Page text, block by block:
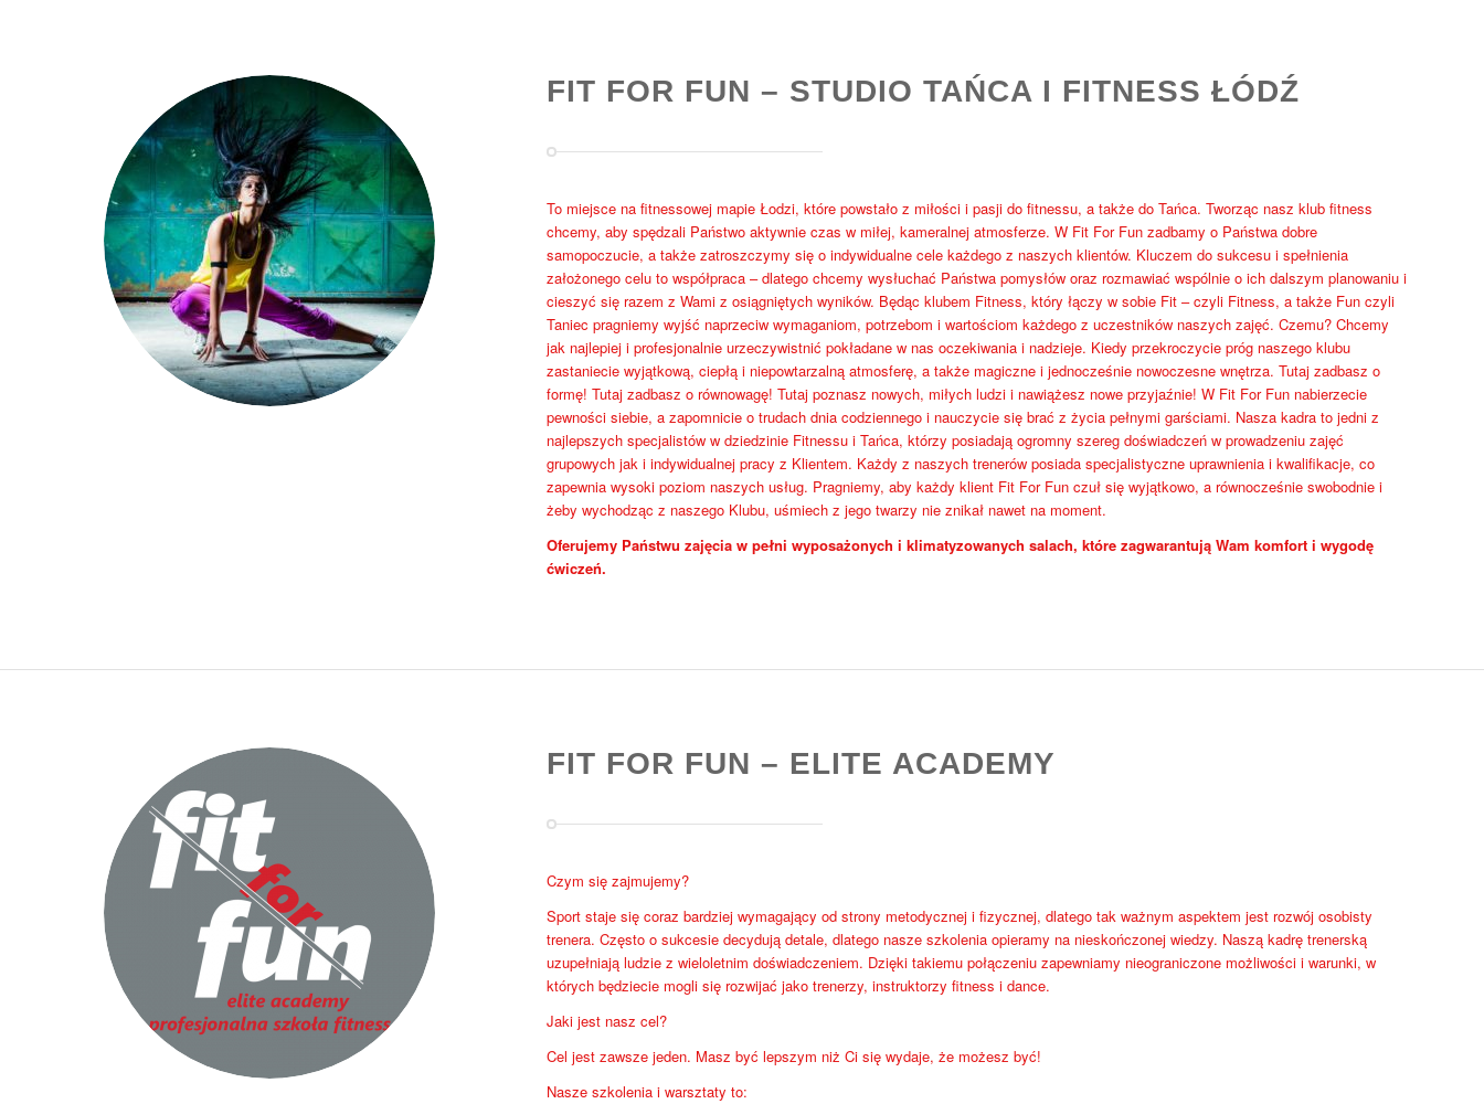
FIT FOR FUN – STUDIO TAŃCA I FITNESS ŁÓDŹ
To miejsce na fitnessowej mapie Łodzi, które powstało z miłości i pasji do fitnessu, a także do Tańca. Tworząc nasz klub fitness
chcemy, aby spędzali Państwo aktywnie czas w miłej, kameralnej atmosferze. W Fit For Fun zadbamy o Państwa dobre
samopoczucie, a także zatroszczymy się o indywidualne cele każdego z naszych klientów. Kluczem do sukcesu i spełnienia
założonego celu to współpraca – dlatego chcemy wysłuchać Państwa pomysłów oraz rozmawiać wspólnie o ich dalszym planowaniu i
cieszyć się razem z Wami z osiągniętych wyników. Będąc klubem Fitness, który łączy w sobie Fit – czyli Fitness, a także Fun czyli
Taniec pragniemy wyjść naprzeciw wymaganiom, potrzebom i wartościom każdego z uczestników naszych zajęć. Czemu? Chcemy
jak najlepiej i profesjonalnie urzeczywistnić pokładane w nas oczekiwania i nadzieje. Kiedy przekroczycie próg naszego klubu
zastaniecie wyjątkową, ciepłą i niepowtarzalną atmosferę, a także magiczne i jednocześnie nowoczesne wnętrza. Tutaj zadbasz o
formę! Tutaj zadbasz o równowagę! Tutaj poznasz nowych, miłych ludzi i nawiążesz nowe przyjaźnie! W Fit For Fun nabierzecie
pewności siebie, a zapomnicie o trudach dnia codziennego i nauczycie się brać z życia pełnymi garściami. Nasza kadra to jedni z
najlepszych specjalistów w dziedzinie Fitnessu i Tańca, którzy posiadają ogromny szereg doświadczeń w prowadzeniu zajęć
grupowych jak i indywidualnej pracy z Klientem. Każdy z naszych trenerów posiada specjalistyczne uprawnienia i kwalifikacje, co
zapewnia wysoki poziom naszych usług. Pragniemy, aby każdy klient Fit For Fun czuł się wyjątkowo, a równocześnie swobodnie i
żeby wychodząc z naszego Klubu, uśmiech z jego twarzy nie znikał nawet na moment.
Oferujemy Państwu zajęcia w pełni wyposażonych i klimatyzowanych salach, które zagwarantują Wam komfort i wygodę
ćwiczeń.
FIT FOR FUN – ELITE ACADEMY
Czym się zajmujemy?
Sport staje się coraz bardziej wymagający od strony metodycznej i fizycznej, dlatego tak ważnym aspektem jest rozwój osobisty
trenera. Często o sukcesie decydują detale, dlatego nasze szkolenia opieramy na nieskończonej wiedzy. Naszą kadrę trenerską
uzupełniają ludzie z wieloletnim doświadczeniem. Dzięki takiemu połączeniu zapewniamy nieograniczone możliwości i warunki, w
których będziecie mogli się rozwijać jako trenerzy, instruktorzy fitness i dance.
Jaki jest nasz cel?
Cel jest zawsze jeden. Masz być lepszym niż Ci się wydaje, że możesz być!
Nasze szkolenia i warsztaty to: